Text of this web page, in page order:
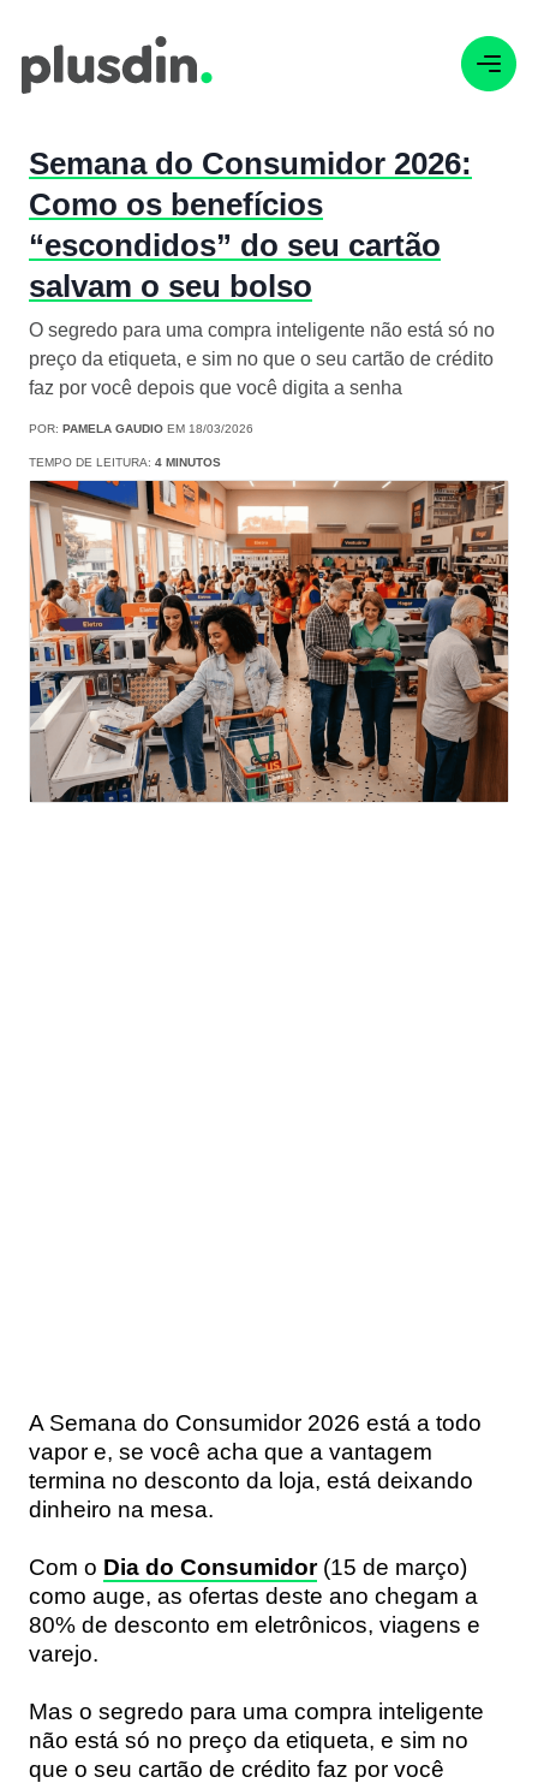
Semana do Consumidor 2026:
Como os benefícios
“escondidos” do seu cartão
salvam o seu bolso
O segredo para uma compra inteligente não está só no
preço da etiqueta, e sim no que o seu cartão de crédito
faz por você depois que você digita a senha
POR: PAMELA GAUDIO EM 18/03/2026
TEMPO DE LEITURA: 4 MINUTOS
A Semana do Consumidor 2026 está a todo
vapor e, se você acha que a vantagem
termina no desconto da loja, está deixando
dinheiro na mesa.
Com o Dia do Consumidor(15 de março)
como auge, as ofertas deste ano chegam a
80% de desconto em eletrônicos, viagens e
varejo.
Mas o segredo para uma compra inteligente
não está só no preço da etiqueta, e sim no
que o seu cartão de crédito faz por você